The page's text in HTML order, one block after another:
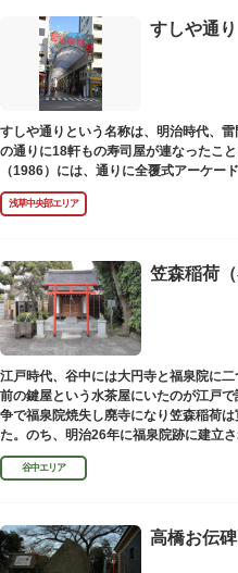
田川岸で里人から梅若の死を知らされ
だ、という説話です。謡曲『隅田川』
塚の上には板碑が祀られています。こ
二日孝子敬白」と刻まれており、区内
碑との関係は、明らかではありません。
なお、隅田川の対岸、木母寺（墨田区
（都旧跡）があり、この妙亀塚と相対
すしや通り
すしや通りという名称は、明治時代、
の通りに18軒もの寿司屋が連なったこ
（1986）には、通りに全覆式アーケー
浅草中央部エリア
笠森稲荷（
江戸時代、谷中には大円寺と福泉院に
前の鍵屋という水茶屋にいたのが江戸
争で福泉院焼失し廃寺になり笠森稲荷
た。のち、明治26年に福泉院跡に建立
で、明治末期には稲荷社が祀られました
谷中エリア
高橋お伝碑